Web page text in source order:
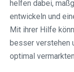
helfen dabei,
entwickeln und
Mit ihrer Hilfe
besser verstehen
optimal